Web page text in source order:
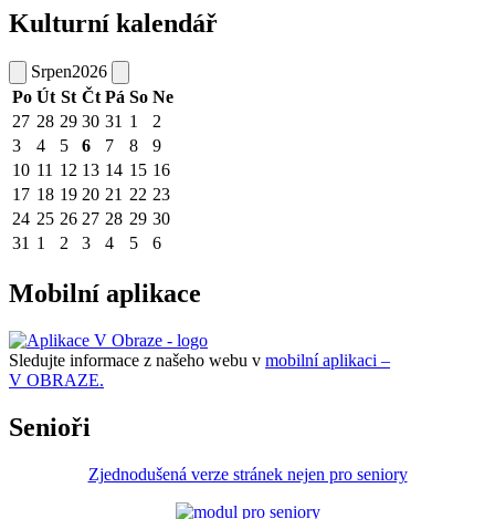
Kulturní kalendář
Srpen2026
Po Út St Čt Pá So Ne
27 28 29 30 31 1
2
3
4 5 6 7 8
9
10 11 12 13 14 15 16
17 18 19 20 21 22 23
24 25 26 27 28 29 30
31 1 2 3 4 5 6
Mobilní aplikace
Sledujte informace z našeho webu v mobilní aplikaci –
V OBRAZE.
Senioři
Zjednodušená verze stránek nejen pro seniory